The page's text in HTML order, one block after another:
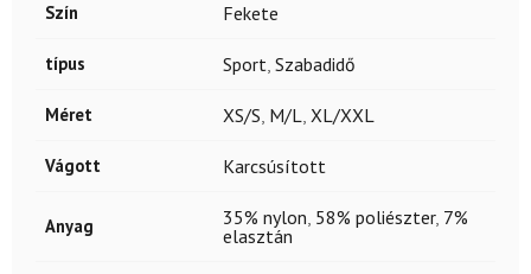
Szín Fekete
típus Sport, Szabadidő
Méret XS/S, M/L, XL/XXL
Vágott Karcsúsított
Anyag 35% nylon, 58% poliészter, 7%
elasztán